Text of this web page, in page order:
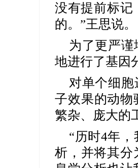
没有提前标记
的。”王思说。
为了更严
地进行了基因
对单个细
子效果的动
繁杂、庞大的
“历时4年
析，并将其分